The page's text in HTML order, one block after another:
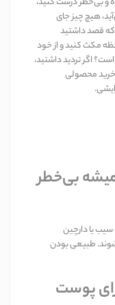
هیچ چیز جای
قصد داشتید
مکث کنید و از خود
اگر تردید داشتید،
محصولی
.
بی‌خطر
یا دارچین
طبیعی بودن
پوست